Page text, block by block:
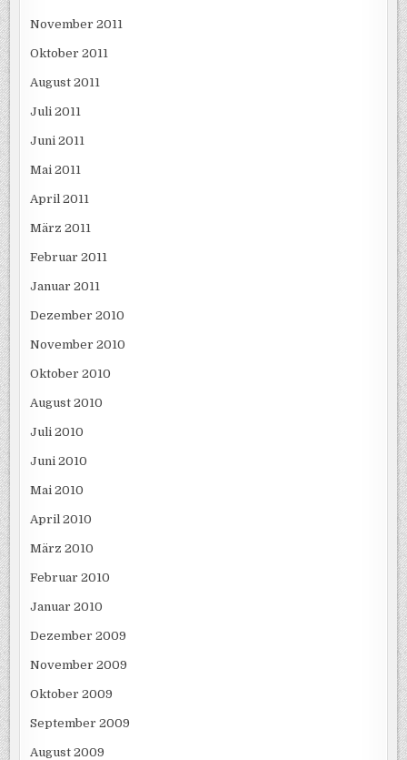
November 2011
Oktober 2011
August 2011
Juli 2011
Juni 2011
Mai 2011
April 2011
März 2011
Februar 2011
Januar 2011
Dezember 2010
November 2010
Oktober 2010
August 2010
Juli 2010
Juni 2010
Mai 2010
April 2010
März 2010
Februar 2010
Januar 2010
Dezember 2009
November 2009
Oktober 2009
September 2009
August 2009